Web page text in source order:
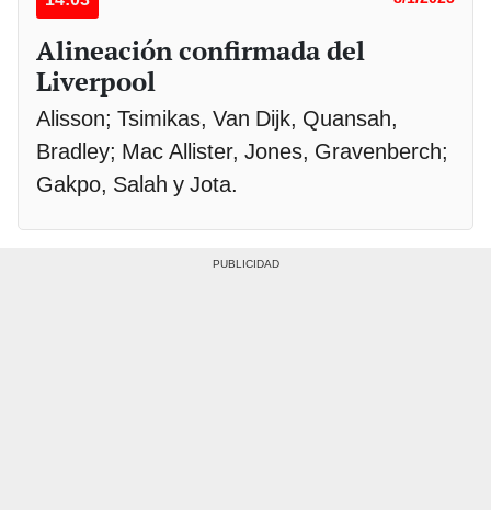
Alineación confirmada del
Liverpool
Alisson; Tsimikas, Van Dijk, Quansah,
Bradley; Mac Allister, Jones, Gravenberch;
Gakpo, Salah y Jota.